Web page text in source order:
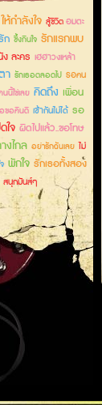
ให้กำลังใจ สู้ชีวิตอมตะ
ก ซึ้งกินใจ รักแรกพบ
ละคร เฮฮาวงเหล้า
า รักเธอตลอดไป รอคน
นนี้ใช่เลย คิดถึง เพื่อน
ขอคืนดี เข้ากันไม่ได้ รอ
ใจ ผิดไปแล้ว..ขอโทษ
งไกล อย่ารักฉันเลย ไม่
พักใจ รักเธอทั้งสอง
สนุกมันส์ๆ